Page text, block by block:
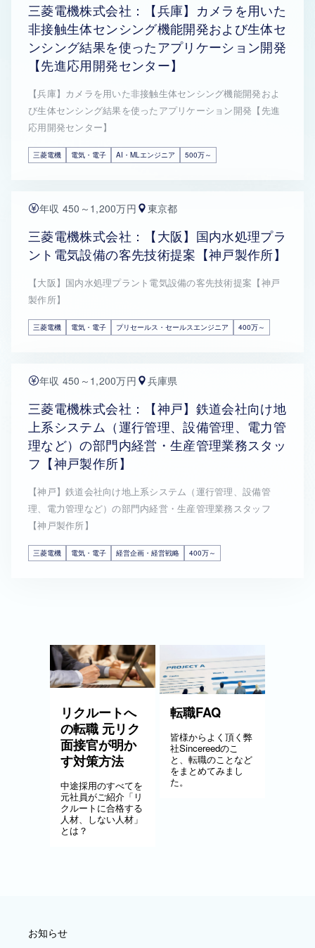
三菱電機株式会社：【兵庫】カメラを用いた
非接触生体センシング機能開発および生体セ
ンシング結果を使ったアプリケーション開発
【先進応用開発センター】
【兵庫】カメラを用いた非接触生体センシング機能開発およ
び生体センシング結果を使ったアプリケーション開発【先進
応用開発センター】
三菱電機 電気・電子 AI・MLエンジニア 500万～
年収 450～1,200万円 東京都
三菱電機株式会社：【大阪】国内水処理プラ
ント電気設備の客先技術提案【神戸製作所】
【大阪】国内水処理プラント電気設備の客先技術提案【神戸
製作所】
三菱電機 電気・電子 プリセールス・セールスエンジニア 400万～
年収 450～1,200万円 兵庫県
三菱電機株式会社：【神戸】鉄道会社向け地
上系システム（運行管理、設備管理、電力管
理など）の部門内経営・生産管理業務スタッ
フ【神戸製作所】
【神戸】鉄道会社向け地上系システム（運行管理、設備管
理、電力管理など）の部門内経営・生産管理業務スタッフ
【神戸製作所】
三菱電機 電気・電子 経営企画・経営戦略 400万～
リクルートへ
の転職 元リク
面接官が明か
す対策方法
中途採用のすべてを
元社員がご紹介「リ
クルートに合格する
人材、しない人材」
とは？
転職FAQ
皆様からよく頂く弊
社Sincereedのこ
と、転職のことなど
をまとめてみまし
た。
お知らせ